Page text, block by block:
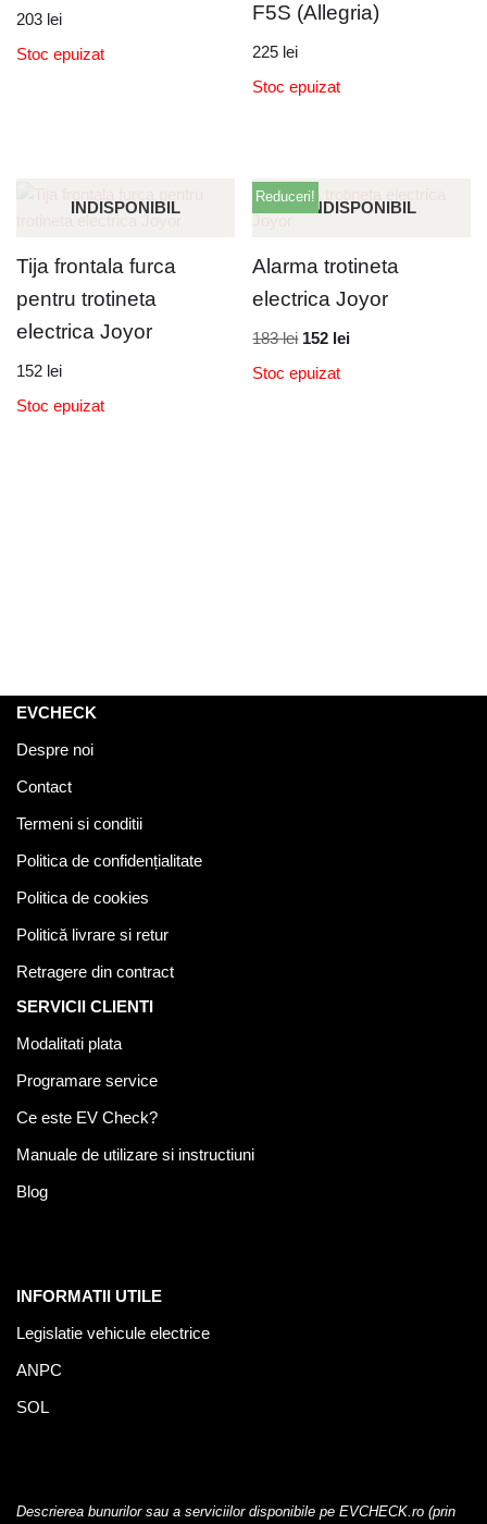
203 lei
Stoc epuizat
F5S (Allegria)
225 lei
Stoc epuizat
INDISPONIBIL
Tija frontala furca
pentru trotineta
electrica Joyor
152 lei
Stoc epuizat
INDISPONIBIL
Reduceri!
Alarma trotineta
electrica Joyor
183lei 152 lei
Stoc epuizat
EVCHECK
Despre noi
Contact
Termeni si conditii
Politica de confidențialitate
Politica de cookies
Politică livrare si retur
Retragere din contract
SERVICII CLIENTI
Modalitati plata
Programare service
Ce este EV Check?
Manuale de utilizare si instructiuni
Blog
INFORMATII UTILE
Legislatie vehicule electrice
ANPC
SOL
Descrierea bunurilor sau a serviciilor disponibile pe EVCHECK.ro (prin